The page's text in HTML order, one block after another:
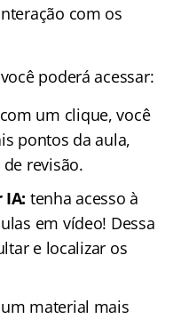
com os
poderá acessar:
com um clique, você
pontos da aula,
revisão.
IA: tenha acesso à
em vídeo! Dessa
e localizar os
um material mais